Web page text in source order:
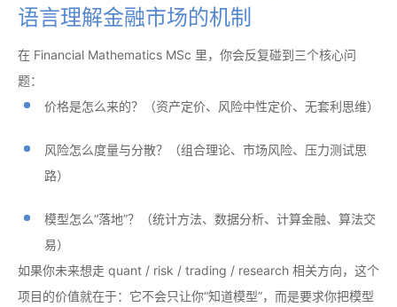
语言理解金融市场的机制
在 Financial Mathematics MSc 里，你会反复碰到三个核心问
题：
价格是怎么来的？（资产定价、风险中性定价、无套利思维）
风险怎么度量与分散？（组合理论、市场风险、压力测试思
路）
模型怎么“落地”？（统计方法、数据分析、计算金融、算法交
易）
如果你未来想走 quant / risk / trading / research 相关方向，这个
项目的价值就在于：它不会只让你“知道模型”，而是要求你把模型